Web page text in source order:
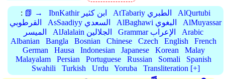
: 📗 → IbnKathir ابن كثير AtTabariy الطبري
AlQurtubi
القرطوبي
AsSaadiyy السعدي AlBaghawi البغوي
AlMuyassar
الميسر
AlJalalain الجلالين Grammar الإعراب
Arabic
Albanian
Bangla Bosnian Chinese Czech English
French
German
Hausa Indonesian Japanese Korean
Malay
Malayalam
Persian Portuguese Russian Somali
Spanish
Swahili
Turkish Urdu Yoruba Transliteration [+]